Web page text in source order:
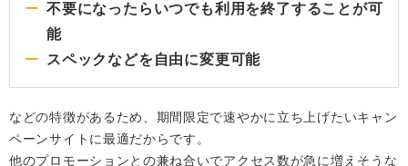
不要になったらいつでも利用を終了することが可
能
スペックなどを自由に変更可能
などの特徴があるため、期間限定で速やかに立ち上げたいキャン
ペーンサイトに最適だからです。
他のプロモーションとの兼ね合いでアクセス数が急に増えそうな